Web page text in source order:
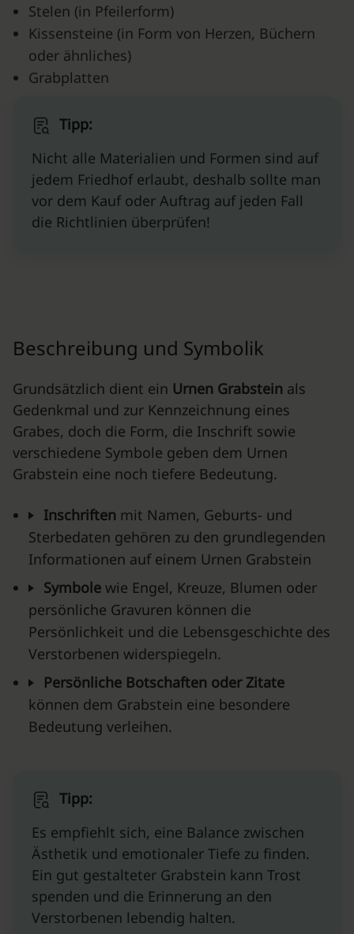
Stelen (in Pfeilerform)
Kissensteine (in Form von Herzen, Büchern
oder ähnliches)
Grabplatten
Tipp:
Nicht alle Materialien und Formen sind auf
jedem Friedhof erlaubt, deshalb sollte man
vor dem Kauf oder Auftrag auf jeden Fall
die Richtlinien überprüfen!
Beschreibung und Symbolik
Grundsätzlich dient ein Urnen Grabstein als
Gedenkmal und zur Kennzeichnung eines
Grabes, doch die Form, die Inschrift sowie
verschiedene Symbole geben dem Urnen
Grabstein eine noch tiefere Bedeutung.
Inschriften mit Namen, Geburts- und
Sterbedaten gehören zu den grundlegenden
Informationen auf einem Urnen Grabstein
Symbole wie Engel, Kreuze, Blumen oder
persönliche Gravuren können die
Persönlichkeit und die Lebensgeschichte des
Verstorbenen widerspiegeln.
Persönliche Botschaften oder Zitate
können dem Grabstein eine besondere
Bedeutung verleihen.
Tipp:
Es empfiehlt sich, eine Balance zwischen
Ästhetik und emotionaler Tiefe zu finden.
Ein gut gestalteter Grabstein kann Trost
spenden und die Erinnerung an den
Verstorbenen lebendig halten.